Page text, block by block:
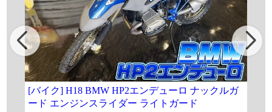
[バイク] H18 BMW HP2エンデューロ ナックルガ
ード エンジンスライダー ライトガード